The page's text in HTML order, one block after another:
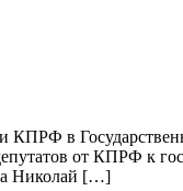
КПРФ в
от КПРФ к
Николай […]